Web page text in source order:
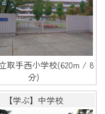
取手西小学校(620m / 8
分)
【学ぶ】中学校